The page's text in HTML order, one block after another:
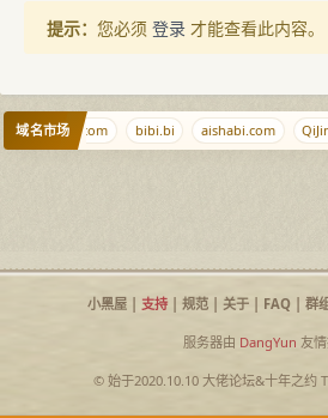
提示： 您必须 登录 才能查看此内容。
域名市场
xiangyao.com bibi.bi aishabi.com
小黑屋| 支持| 规范| 关于| FAQ| 群
服务器由 DangYun 友
© 始于2020.10.10 大佬论坛&十年之约